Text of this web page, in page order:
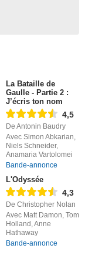
La Bataille de
Gaulle - Partie 2 :
J’écris ton nom
4,5
De Antonin Baudry
Avec Simon Abkarian,
Niels Schneider,
Anamaria Vartolomei
Bande-annonce
L'Odyssée
4,3
De Christopher Nolan
Avec Matt Damon, Tom
Holland, Anne
Hathaway
Bande-annonce